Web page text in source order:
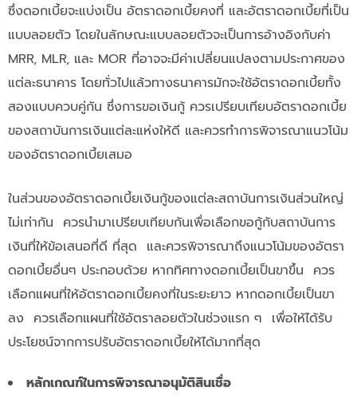
ซึ่งดอกเบี้ยจะแบ่งเป็น อัตราดอกเบี้ยคงที่ และอัตราดอกเบี้ยที่เป็น
แบบลอยตัว โดยในลักษณะแบบลอยตัวจะเป็นการอ้างอิงกับค่า
MRR, MLR, และ MOR ที่อาจจะมีค่าเปลี่ยนแปลงตามประกาศของ
แต่ละธนาคาร โดยทั่วไปแล้วทางธนาคารมักจะใช้อัตราดอกเบี้ยทั้ง
สองแบบควบคู่กัน ซึ่งการขอเงินกู้ ควรเปรียบเทียบอัตราดอกเบี้ย
ของสถาบันการเงินแต่ละแห่งให้ดี และควรทำการพิจารณาแนวโน้ม
ของอัตราดอกเบี้ยเสมอ
ในส่วนของอัตราดอกเบี้ยเงินกู้ของแต่ละสถาบันการเงินส่วนใหญ่
ไม่เท่ากัน ควรนำมาเปรียบเทียบกันเพื่อเลือกขอกู้กับสถาบันการ
เงินที่ให้ข้อเสนอที่ดี ที่สุด และควรพิจารณาถึงแนวโน้มของอัตรา
ดอกเบี้ยอื่นๆ ประกอบด้วย หากทิศทางดอกเบี้ยเป็นขาขึ้น ควร
เลือกแผนที่ให้อัตราดอกเบี้ยคงที่ในระยะยาว หากดอกเบี้ยเป็นขา
ลง ควรเลือกแผนที่ใช้อัตราลอยตัวในช่วงแรก ๆ เพื่อให้ได้รับ
ประโยชน์จากการปรับอัตราดอกเบี้ยให้ได้มากที่สุด
หลักเกณฑ์ในการพิจารณาอนุมัติสินเชื่อ